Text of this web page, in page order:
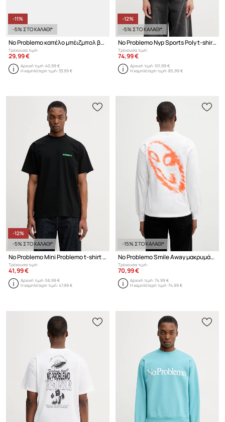
-11%
-5% ΣΤΟ ΚΑΛΑΘΙ*
No Problemo καπέλο μπέιζμπολ βαμβακερό
Τρέχουσα τιμή:
29,99 €
Αρχική τιμή:40,99 €
Η χαμηλότερη τιμή:33,99 €
-12%
-5% ΣΤΟ ΚΑΛΑΘΙ*
No Problemo Nyp Sports Poly t-shirt Ανδρικό
Τρέχουσα τιμή:
74,99 €
Αρχική τιμή:101,99 €
Η χαμηλότερη τιμή:85,99 €
-12%
-5% ΣΤΟ ΚΑΛΑΘΙ*
No Problemo Mini Problemo t-shirt βαμβακερό Ανδρικό
Τρέχουσα τιμή:
41,99 €
Αρχική τιμή:56,99 €
Η χαμηλότερη τιμή:47,99 €
-15% ΣΤΟ ΚΑΛΑΘΙ*
No Problemo Smile Away μακρυμάνικο Ανδρικό βαμβακερό
Τρέχουσα τιμή:
70,99 €
Αρχική τιμή:74,99 €
Η χαμηλότερη τιμή:74,99 €